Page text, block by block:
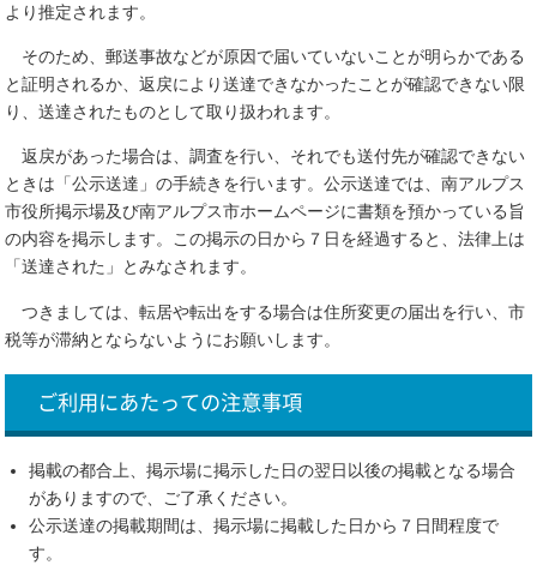
より推定されます。
そのため、郵送事故などが原因で届いていないことが明らかである
と証明されるか、返戻により送達できなかったことが確認できない限
り、送達されたものとして取り扱われます。
返戻があった場合は、調査を行い、それでも送付先が確認できない
ときは「公示送達」の手続きを行います。公示送達では、南アルプス
市役所掲示場及び南アルプス市ホームページに書類を預かっている旨
の内容を掲示します。この掲示の日から７日を経過すると、法律上は
「送達された」とみなされます。
つきましては、転居や転出をする場合は住所変更の届出を行い、市
税等が滞納とならないようにお願いします。
ご利用にあたっての注意事項
掲載の都合上、掲示場に掲示した日の翌日以後の掲載となる場合
がありますので、ご了承ください。
公示送達の掲載期間は、掲示場に掲載した日から７日間程度で
す。